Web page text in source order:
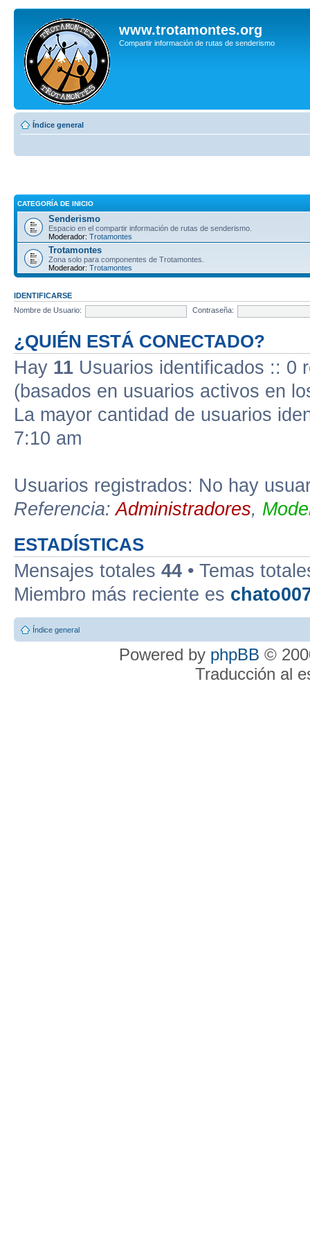
www.trotamontes.org
Compartir información de rutas de senderismo
Índice general
CATEGORÍA DE INICIO
Senderismo
Espacio en el compartir información de rutas de senderismo.
Moderador: Trotamontes
Trotamontes
Zona solo para componentes de Trotamontes.
Moderador: Trotamontes
IDENTIFICARSE
Nombre de Usuario:
Contraseña:
¿QUIÉN ESTÁ CONECTADO?
Hay 11 Usuarios identificados :: 0
(basados en usuarios activos en
La mayor cantidad de usuarios
7:10 am
Usuarios registrados: No hay
Referencia:Administradores,
ESTADÍSTICAS
Mensajes totales 44 • Temas
Miembro más reciente es
Índice general
Powered by phpBB ©
Traducción al